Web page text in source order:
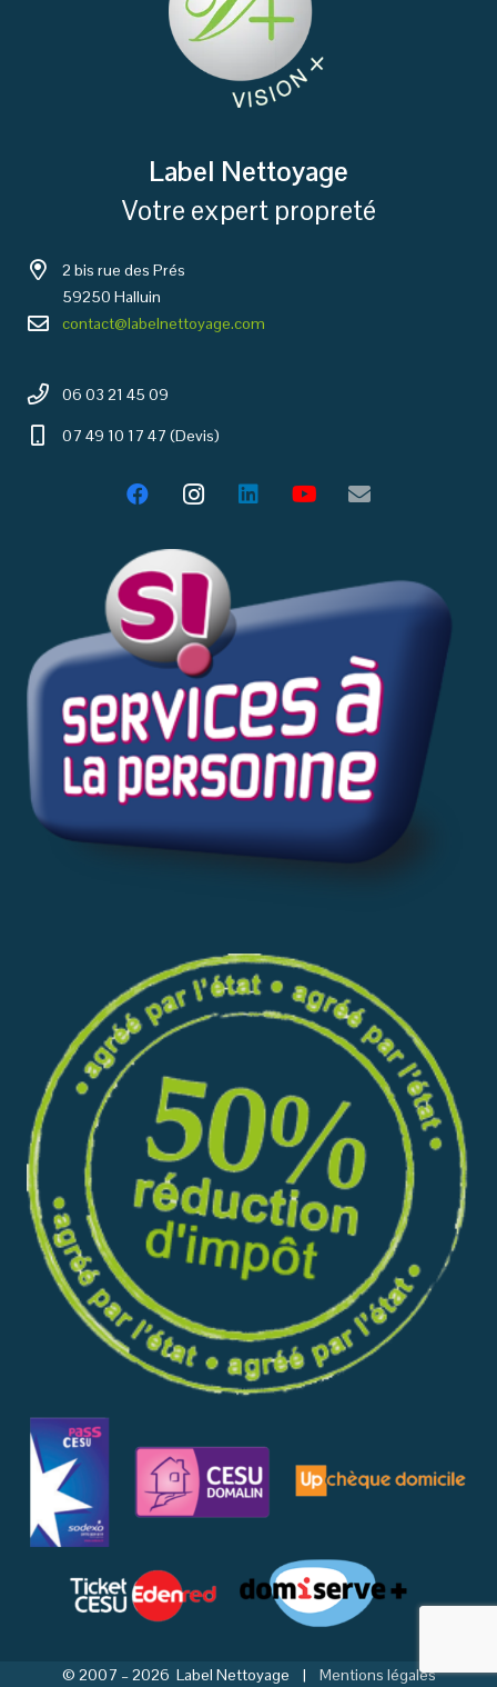
Label Nettoyage
Votre expert propreté
2 bis rue des Prés
59250 Halluin
contact@labelnettoyage.com
06 03 21 45 09
07 49 10 17 47 (Devis)
© 2007 – 2026 Label Nettoyage | Mentions légales